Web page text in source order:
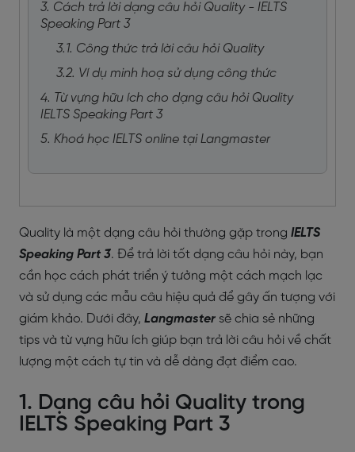
3. Cách trả lời dạng câu hỏi Quality - IELTS
Speaking Part 3
3.1. Công thức trả lời câu hỏi Quality
3.2. Ví dụ minh hoạ sử dụng công thức
4. Từ vựng hữu ích cho dạng câu hỏi Quality
IELTS Speaking Part 3
5. Khoá học IELTS online tại Langmaster
Quality là một dạng câu hỏi thường gặp trong IELTS
Speaking Part 3. Để trả lời tốt dạng câu hỏi này, bạn
cần học cách phát triển ý tưởng một cách mạch lạc
và sử dụng các mẫu câu hiệu quả để gây ấn tượng với
giám khảo. Dưới đây, Langmaster sẽ chia sẻ những
tips và từ vựng hữu ích giúp bạn trả lời câu hỏi về chất
lượng một cách tự tin và dễ dàng đạt điểm cao.
1. Dạng câu hỏi Quality trong
IELTS Speaking Part 3